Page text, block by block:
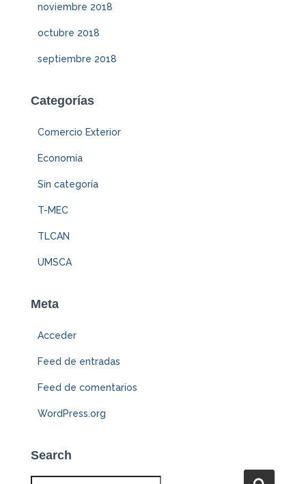
noviembre 2018
octubre 2018
septiembre 2018
Categorías
Comercio Exterior
Economía
Sin categoría
T-MEC
TLCAN
UMSCA
Meta
Acceder
Feed de entradas
Feed de comentarios
WordPress.org
Search